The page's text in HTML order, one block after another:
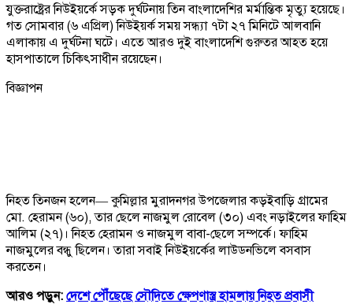
যুক্তরাষ্ট্রের নিউইয়র্কে সড়ক দুর্ঘটনায় তিন বাংলাদেশির মর্মান্তিক মৃত্যু হয়েছে।
গত সোমবার (৬ এপ্রিল) নিউইয়র্ক সময় সন্ধ্যা ৭টা ২৭ মিনিটে আলবানি
এলাকায় এ দুর্ঘটনা ঘটে। এতে আরও দুই বাংলাদেশি গুরুতর আহত হয়ে
হাসপাতালে চিকিৎসাধীন রয়েছেন।
বিজ্ঞাপন
নিহত তিনজন হলেন— কুমিল্লার মুরাদনগর উপজেলার কড়ইবাড়ি গ্রামের
মো. হেরামন (৬০), তার ছেলে নাজমুল রোবেল (৩০) এবং নড়াইলের ফাহিম
আলিম (২৭)। নিহত হেরামন ও নাজমুল বাবা-ছেলে সম্পর্কে। ফাহিম
নাজমুলের বন্ধু ছিলেন। তারা সবাই নিউইয়র্কের লাউডনভিলে বসবাস
করতেন।
আরও পড়ুন: দেশে পৌঁছেছে সৌদিতে ক্ষেপণাস্ত্র হামলায় নিহত প্রবাসী